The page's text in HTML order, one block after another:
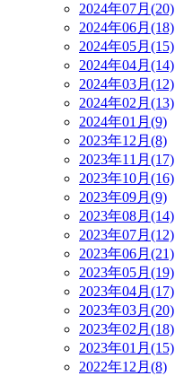
2024年07月(20)
2024年06月(18)
2024年05月(15)
2024年04月(14)
2024年03月(12)
2024年02月(13)
2024年01月(9)
2023年12月(8)
2023年11月(17)
2023年10月(16)
2023年09月(9)
2023年08月(14)
2023年07月(12)
2023年06月(21)
2023年05月(19)
2023年04月(17)
2023年03月(20)
2023年02月(18)
2023年01月(15)
2022年12月(8)